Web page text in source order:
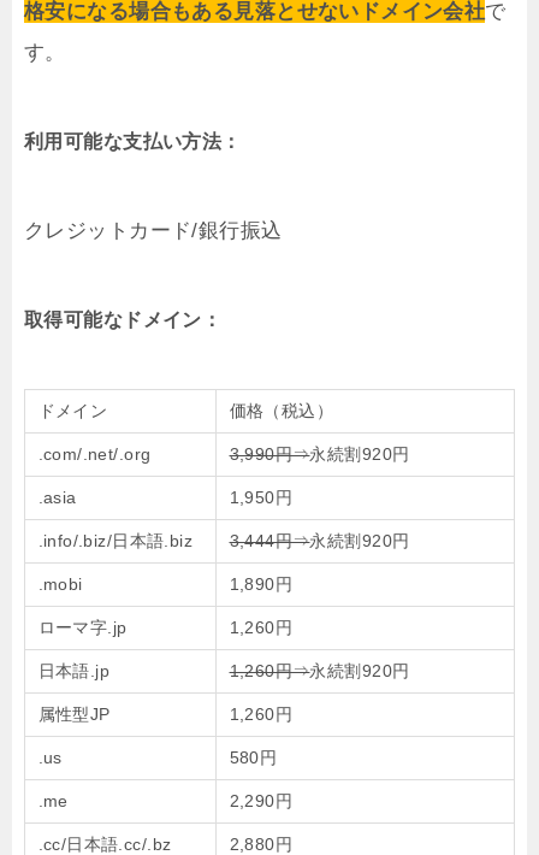
格安になる場合もある見落とせないドメイン会社で
す。
利用可能な支払い方法：
クレジットカード/銀行振込
取得可能なドメイン：
ドメイン 価格（税込）
.com/.net/.org 3,990円⇒永続割920円
.asia 1,950円
.info/.biz/日本語.biz 3,444円⇒永続割920円
.mobi 1,890円
ローマ字.jp 1,260円
日本語.jp 1,260円⇒永続割920円
属性型JP 1,260円
.us 580円
.me 2,290円
.cc/日本語.cc/.bz 2,880円